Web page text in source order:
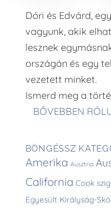
Dóri és Edvárd,
vagyunk, akik
lesznek
országán és egy
vezetett minket.
Ismerd meg a
BŐVEBBEN
BÖNGÉSSZ
Amerika Ausztria
California Cook
Egyesült Királyság-